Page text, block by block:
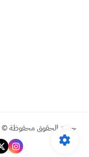
جميع الحقوق محفوظة ©